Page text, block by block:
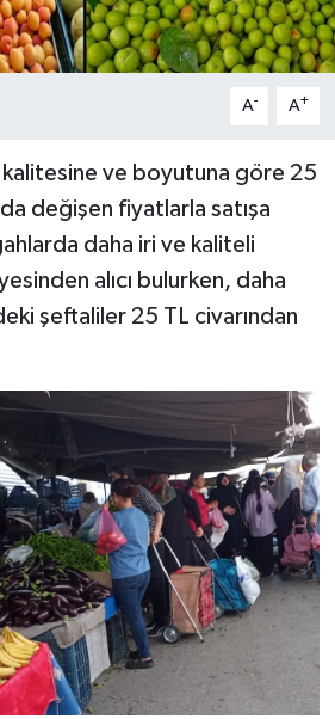
A- A+
kalitesine ve boyutuna göre 25
değişen fiyatlarla satışa
daha iri ve kaliteli
alıcı bulurken, daha
şeftaliler 25 TL civarından